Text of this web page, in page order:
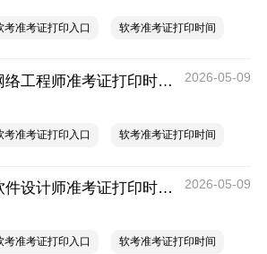
考准考证打印入口 软考准考证打印时间
2026上半年软考网络工程师准考证打印时间入口及要求 2026-05-09
考准考证打印入口 软考准考证打印时间
2026上半年软考软件设计师准考证打印时间入口及要求 2026-05-09
考准考证打印入口 软考准考证打印时间